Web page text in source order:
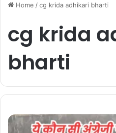
Home /cg krida adhikari bharti
cg krida
bharti